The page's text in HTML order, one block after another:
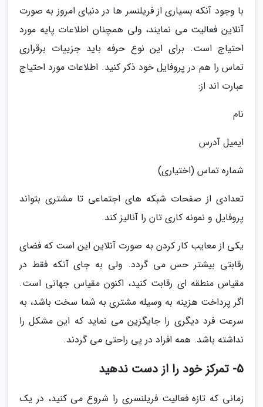
با وجود آنکه بسیاری از فریلنسر ها در دنیای امروز به صورت
آنلاین فعالیت می نمایند، ولی همچنان اطلاعات پایه مورد
احتیاج است. برای این نوع حرفه باید جزییات برقراری
تماس را هم در پروفایل خود ذکر کنید. اطلاعات مورد احتیاج
عبارت اند از:
نام
ایمیل آدرس
شماره تماس (اختیاری)
تعدادی از صفحات شبکه های اجتماعی تا مشتری بتواند
پروفایل و نمونه کاری تان را آنالیز کند.
یکی از معایب کار کردن به صورت آنلاین این است که فضای
رقابتی بیشتر حس می گردد. ولی به جای آنکه فقط در
مقیاس منطقه ای رقابت کنید، اکنون مقیاس جهانی است.
اگر پرداخت هزینه به وسیله مشتری به شما سخت باشد، به
سرعت فرد دیگری را جایگزین می نماید که این مشکل را
نداشته باشد. همه افراد در پی راحتی می گردند.
5- تمرکز خود را از دست ندهید
زمانی که تازه فعالیت فریلنسری را شروع می کنید، در یک